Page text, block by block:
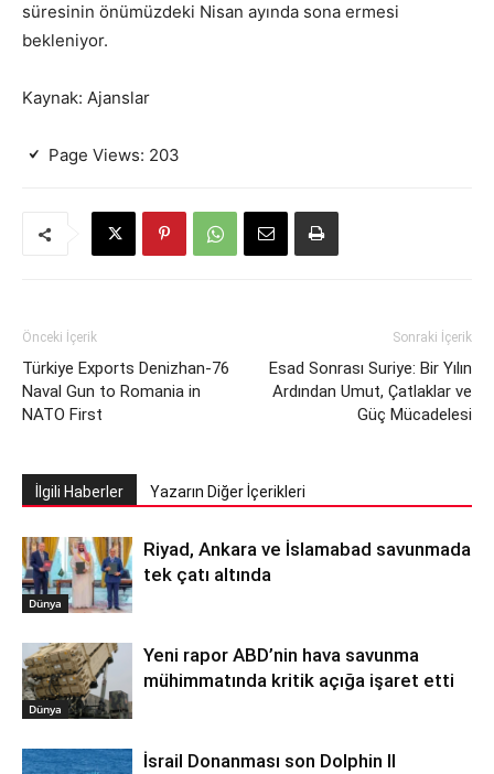
süresinin önümüzdeki Nisan ayında sona ermesi
bekleniyor.
Kaynak: Ajanslar
Page Views: 203
Önceki İçerik
Türkiye Exports Denizhan-76
Naval Gun to Romania in
NATO First
Sonraki İçerik
Esad Sonrası Suriye: Bir Yılın
Ardından Umut, Çatlaklar ve
Güç Mücadelesi
İlgili Haberler Yazarın Diğer İçerikleri
Dünya
Riyad, Ankara ve İslamabad savunmada
tek çatı altında
Dünya
Yeni rapor ABD’nin hava savunma
mühimmatında kritik açığa işaret etti
İsrail Donanması son Dolphin II